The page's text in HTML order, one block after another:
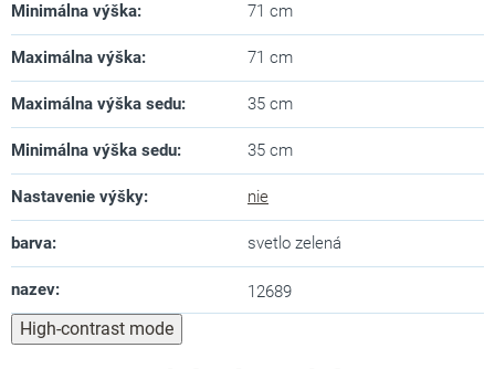
Minimálna výška: 71 cm
Maximálna výška: 71 cm
Maximálna výška sedu: 35 cm
Minimálna výška sedu: 35 cm
Nastavenie výšky: nie
barva: svetlo zelená
nazev: 12689
High-contrast mode